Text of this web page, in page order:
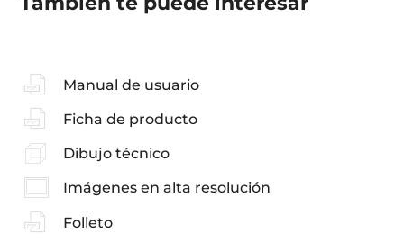
Manual de usuario
Ficha de producto
Dibujo técnico
Imágenes en alta resolución
Folleto